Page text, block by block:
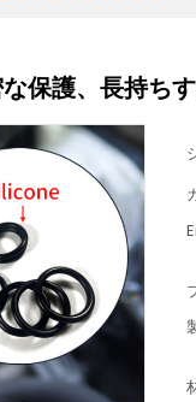
保護、長持ち